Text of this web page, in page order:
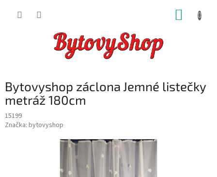
Bytovyshop záclona Jemné listečky
metráž 180cm
15199
Značka: bytovyshop